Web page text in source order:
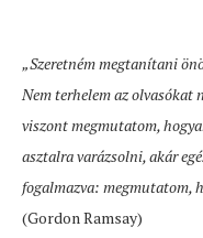
„Szeretném megtanítani
Nem terhelem az olvasókat
viszont megmutatom,
asztalra varázsolni, akár
fogalmazva: megmutatom,
(Gordon Ramsay)